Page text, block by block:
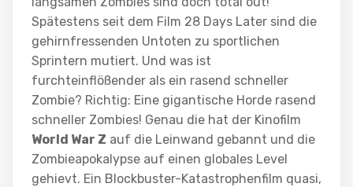
Spätestens seit dem Film 28 Days Later sind die
gehirnfressenden Untoten zu sportlichen
Sprintern mutiert. Und was ist
furchteinflößender als ein rasend schneller
Zombie? Richtig: Eine gigantische Horde rasend
schneller Zombies! Genau die hat der Kinofilm
World War Z auf die Leinwand gebannt und die
Zombieapokalypse auf einen globales Level
gehievt. Ein Blockbuster-Katastrophenfilm quasi,